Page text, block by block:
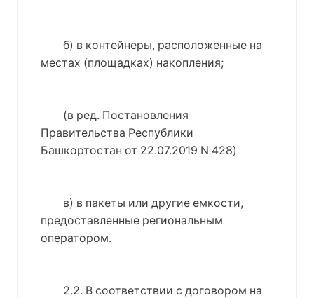
б) в контейнеры, расположенные на
местах (площадках) накопления;
(в ред. Постановления
Правительства Республики
Башкортостан от 22.07.2019 N 428)
в) в пакеты или другие емкости,
предоставленные региональным
оператором.
2.2. В соответствии с договором на